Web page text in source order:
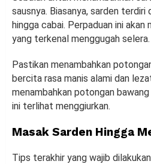
sausnya. Biasanya, sarden
hingga cabai. Perpaduan ini akan
yang terkenal menggugah selera.
Pastikan menambahkan
bercita rasa manis alami dan
menambahkan potongan
ini terlihat menggiurkan.
Masak Sarden Hingga
Tips terakhir yang wajib